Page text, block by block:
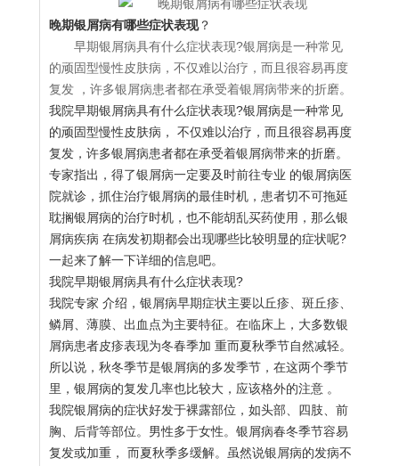
晚期银屑病有哪些症状表现？
早期银屑病具有什么症状表现?银屑病是一种常见
的顽固型慢性皮肤病，不仅难以治疗，而且很容易再度
复发 ，许多银屑病患者都在承受着银屑病带来的折磨。
我院早期银屑病具有什么症状表现?银屑病是一种常见
的顽固型慢性皮肤病， 不仅难以治疗，而且很容易再度
复发，许多银屑病患者都在承受着银屑病带来的折磨。
专家指出，得了银屑病一定要及时前往专业 的银屑病医
院就诊，抓住治疗银屑病的最佳时机，患者切不可拖延
耽搁银屑病的治疗时机，也不能胡乱买药使用，那么银
屑病疾病 在病发初期都会出现哪些比较明显的症状呢?
一起来了解一下详细的信息吧。
我院早期银屑病具有什么症状表现?
我院专家 介绍，银屑病早期症状主要以丘疹、斑丘疹、
鳞屑、薄膜、出血点为主要特征。在临床上，大多数银
屑病患者皮疹表现为冬春季加 重而夏秋季节自然减轻。
所以说，秋冬季节是银屑病的多发季节，在这两个季节
里，银屑病的复发几率也比较大，应该格外的注意 。
我院银屑病的症状好发于裸露部位，如头部、四肢、前
胸、后背等部位。男性多于女性。银屑病春冬季节容易
复发或加重， 而夏秋季多缓解。虽然说银屑病的发病不